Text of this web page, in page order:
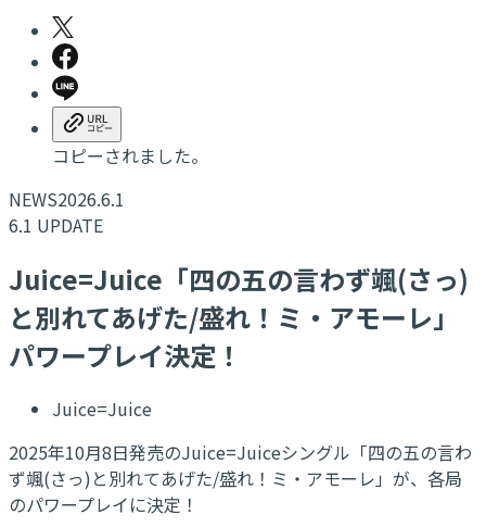
コピーされました。
NEWS2026.6.1
6.1 UPDATE
Juice=Juice「四の五の言わず颯(さっ)
と別れてあげた/盛れ！ミ・アモーレ」
パワープレイ決定！
Juice=Juice
2025年10月8日発売のJuice=Juiceシングル「四の五の言わ
ず颯(さっ)と別れてあげた/盛れ！ミ・アモーレ」が、各局
のパワープレイに決定！